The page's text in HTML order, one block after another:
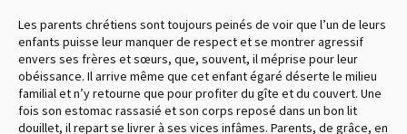
Les parents chrétiens sont toujours peinés de voir que l’un de leurs
enfants puisse leur manquer de respect et se montrer agressif
envers ses frères et sœurs, que, souvent, il méprise pour leur
obéissance. Il arrive même que cet enfant égaré déserte le milieu
familial et n’y retourne que pour profiter du gîte et du couvert. Une
fois son estomac rassasié et son corps reposé dans un bon lit
douillet, il repart se livrer à ses vices infâmes. Parents, de grâce, en